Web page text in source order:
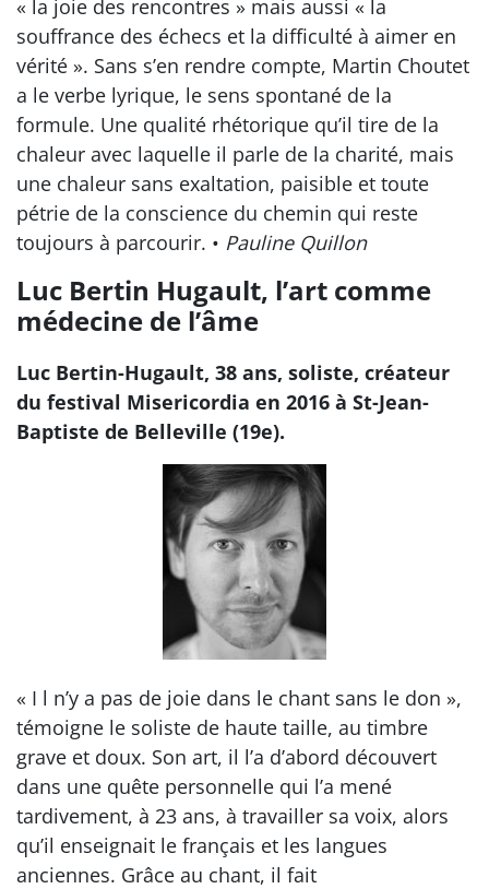
« la joie des rencontres » mais aussi « la
souffrance des échecs et la difficulté à aimer en
vérité ». Sans s’en rendre compte, Martin Choutet
a le verbe lyrique, le sens spontané de la
formule. Une qualité rhétorique qu’il tire de la
chaleur avec laquelle il parle de la charité, mais
une chaleur sans exaltation, paisible et toute
pétrie de la conscience du chemin qui reste
toujours à parcourir. • Pauline Quillon
Luc Bertin Hugault, l’art comme
médecine de l’âme
Luc Bertin-Hugault, 38 ans, soliste, créateur
du festival Misericordia en 2016 à St-Jean-
Baptiste de Belleville (19e).
« I l n’y a pas de joie dans le chant sans le don »,
témoigne le soliste de haute taille, au timbre
grave et doux. Son art, il l’a d’abord découvert
dans une quête personnelle qui l’a mené
tardivement, à 23 ans, à travailler sa voix, alors
qu’il enseignait le français et les langues
anciennes. Grâce au chant, il fait